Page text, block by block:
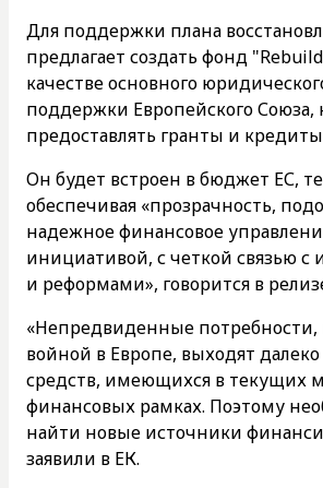
Для поддержки плана
предлагает создать фонд
качестве основного
поддержки Европейского Союза,
предоставлять гранты и
Он будет встроен в бюджет ЕС,
обеспечивая «прозрачность,
надежное финансовое
инициативой, с четкой связью с
и реформами», говорится в
«Непредвиденные
войной в Европе, выходят
средств, имеющихся в текущих
финансовых рамках. Поэтому
найти новые источники
заявили в ЕК.